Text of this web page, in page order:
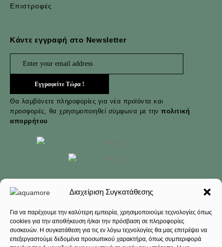
Διαχείριση Συγκατάθεσης
Για να παρέχουμε την καλύτερη εμπειρία, χρησιμοποιούμε τεχνολογίες όπως
cookies για την αποθήκευση ή/και την πρόσβαση σε πληροφορίες
συσκευών. Η συγκατάθεση για τις εν λόγω τεχνολογίες θα μας επιτρέψει να
επεξεργαστούμε δεδομένα προσωπικού χαρακτήρα, όπως συμπεριφορά
Επιστροφές
Κάντε εγγραφή στο Newsletter
Θα λαμβάνετε πληροφορίες για νέα προϊόντα και
προσφορές, θα χρησιμοποιηθεί σύμφωνα με την πολιτική
απορρήτου
Copyright © 2022-
, All rights reserved | Powered by
Κατάστημα